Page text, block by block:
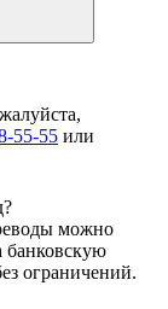
55-55 или
можно
банковскую
ограничений.